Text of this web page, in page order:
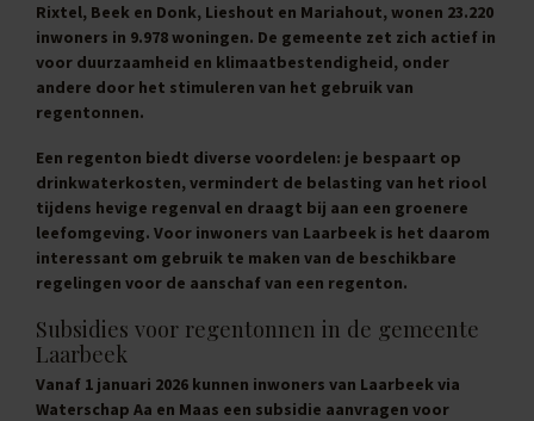
Rixtel, Beek en Donk, Lieshout en Mariahout, wonen 23.220
inwoners in 9.978 woningen. De gemeente zet zich actief in
voor duurzaamheid en klimaatbestendigheid, onder
andere door het stimuleren van het gebruik van
regentonnen.
Een regenton biedt diverse voordelen: je bespaart op
drinkwaterkosten, vermindert de belasting van het riool
tijdens hevige regenval en draagt bij aan een groenere
leefomgeving. Voor inwoners van Laarbeek is het daarom
interessant om gebruik te maken van de beschikbare
regelingen voor de aanschaf van een regenton.
Subsidies voor regentonnen in de gemeente
Laarbeek
Vanaf 1 januari 2026 kunnen inwoners van Laarbeek via
Waterschap Aa en Maas een subsidie aanvragen voor